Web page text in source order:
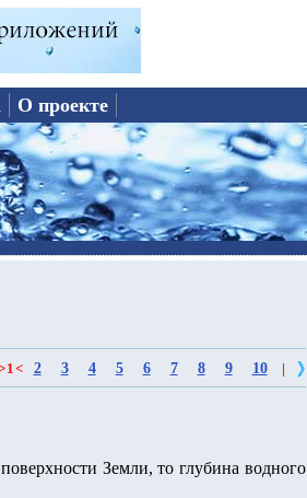
О проекте
1< 2 3 4 5 6 7 8 9 10
Земли, то глубина водного